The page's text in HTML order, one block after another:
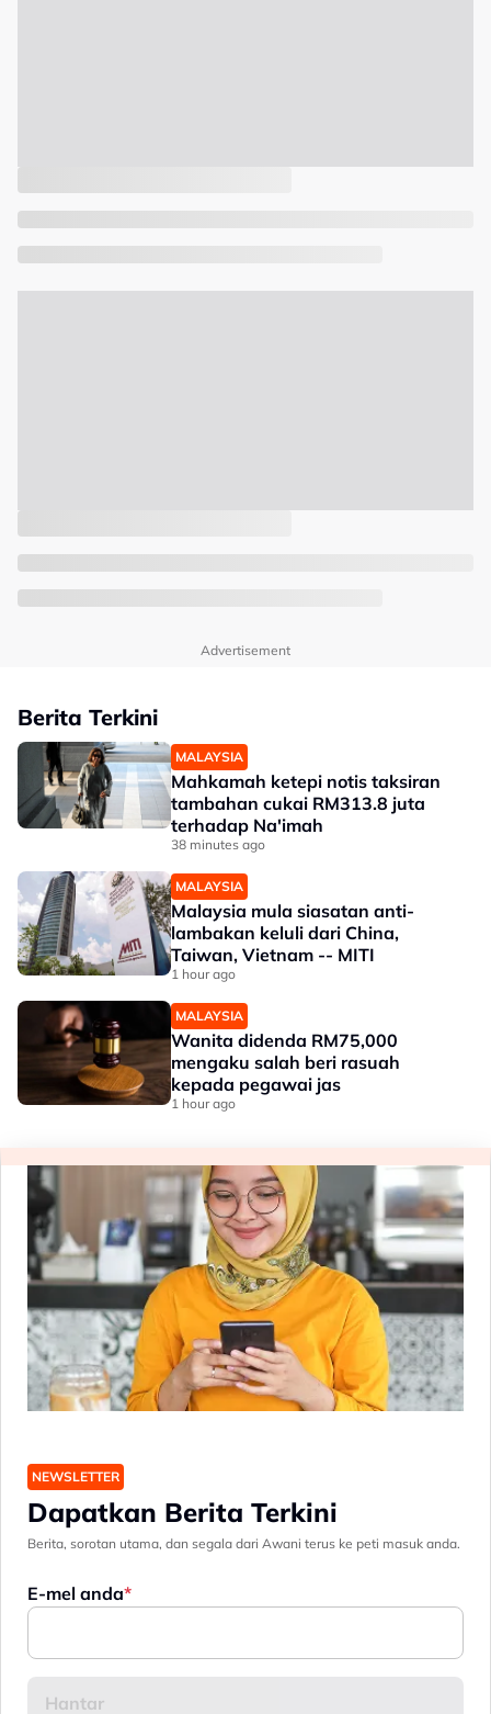
Advertisement
Berita Terkini
MALAYSIA
Mahkamah ketepi notis taksiran
tambahan cukai RM313.8 juta
terhadap Na'imah
38 minutes ago
MALAYSIA
Malaysia mula siasatan anti-
lambakan keluli dari China,
Taiwan, Vietnam -- MITI
1 hour ago
MALAYSIA
Wanita didenda RM75,000
mengaku salah beri rasuah
kepada pegawai jas
1 hour ago
NEWSLETTER
Dapatkan Berita Terkini
Berita, sorotan utama, dan segala dari Awani terus ke peti masuk anda.
E-mel anda